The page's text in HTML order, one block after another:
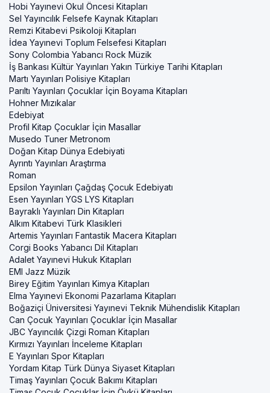
Hobi Yayınevi Okul Öncesi Kitapları
Sel Yayıncılık Felsefe Kaynak Kitapları
Remzi Kitabevi Psikoloji Kitapları
İdea Yayınevi Toplum Felsefesi Kitapları
Sony Colombia Yabancı Rock Müzik
İş Bankası Kültür Yayınları Yakın Türkiye Tarihi Kitapları
Martı Yayınları Polisiye Kitapları
Parıltı Yayınları Çocuklar İçin Boyama Kitapları
Hohner Mızıkalar
Edebiyat
Profil Kitap Çocuklar İçin Masallar
Musedo Tuner Metronom
Doğan Kitap Dünya Edebiyati
Ayrıntı Yayınları Araştırma
Roman
Epsilon Yayınları Çağdaş Çocuk Edebiyatı
Esen Yayınları YGS LYS Kitapları
Bayraklı Yayınları Din Kitapları
Alkım Kitabevi Türk Klasikleri
Artemis Yayınları Fantastik Macera Kitapları
Corgi Books Yabancı Dil Kitapları
Adalet Yayınevi Hukuk Kitapları
EMI Jazz Müzik
Birey Eğitim Yayınları Kimya Kitapları
Elma Yayınevi Ekonomi Pazarlama Kitapları
Boğaziçi Üniversitesi Yayınevi Teknik Mühendislik Kitapları
Can Çocuk Yayınları Çocuklar İçin Masallar
JBC Yayıncılık Çizgi Roman Kitapları
Kırmızı Yayınları İnceleme Kitapları
E Yayınları Spor Kitapları
Yordam Kitap Türk Dünya Siyaset Kitapları
Timaş Yayınları Çocuk Bakımı Kitapları